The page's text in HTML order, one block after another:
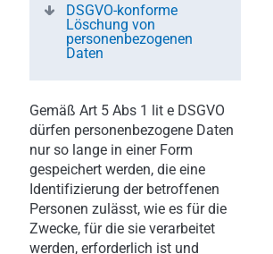
DSGVO-konforme
Löschung von
personenbezogenen
Daten
Gemäß Art 5 Abs 1 lit e DSGVO
dürfen personenbezogene Daten
nur so lange in einer Form
gespeichert werden, die eine
Identifizierung der betroffenen
Personen zulässt, wie es für die
Zwecke, für die sie verarbeitet
werden, erforderlich ist und